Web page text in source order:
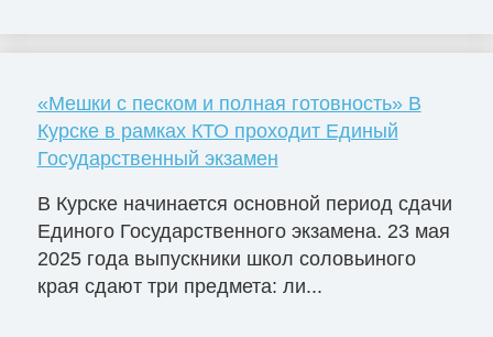
«Мешки с песком и полная готовность» В
Курске в рамках КТО проходит Единый
Государственный экзамен
В Курске начинается основной период сдачи
Единого Государственного экзамена. 23 мая
2025 года выпускники школ соловьиного
края сдают три предмета: ли...